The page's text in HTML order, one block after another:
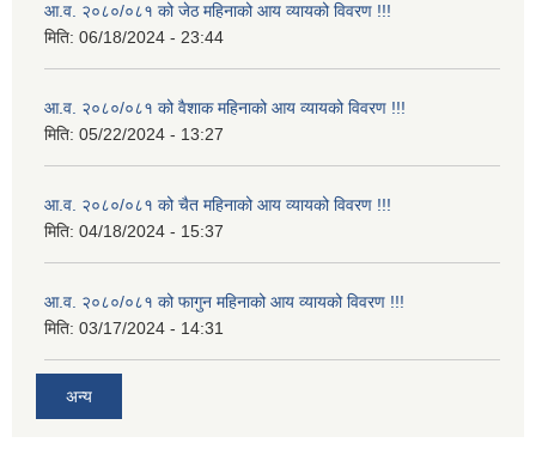
आ.व. २०८०/०८१ को जेठ महिनाको आय व्यायको विवरण !!!
मिति: 06/18/2024 - 23:44
आ.व. २०८०/०८१ को वैशाक महिनाको आय व्यायको विवरण !!!
मिति: 05/22/2024 - 13:27
आ.व. २०८०/०८१ को चैत महिनाको आय व्यायको विवरण !!!
मिति: 04/18/2024 - 15:37
आ.व. २०८०/०८१ को फागुन महिनाको आय व्यायको विवरण !!!
मिति: 03/17/2024 - 14:31
अन्य